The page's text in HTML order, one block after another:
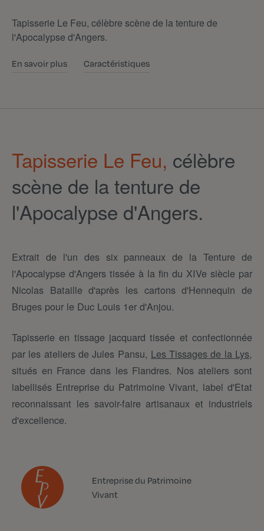
Tapisserie Le Feu, célèbre scène de la tenture de
l'Apocalypse d'Angers.
En savoir plus Caractéristiques
Tapisserie Le Feu, célèbre
scène de la tenture de
l'Apocalypse d'Angers.
Extrait de l'un des six panneaux de la Tenture de
l'Apocalypse d'Angers tissée à la fin du XIVe siècle par
Nicolas Bataille d'après les cartons d'Hennequin de
Bruges pour le Duc Louis 1er d'Anjou.
Tapisserie en tissage jacquard tissée et confectionnée
par les ateliers de Jules Pansu, Les Tissages de la Lys,
situés en France dans les Flandres. Nos ateliers sont
labellisés Entreprise du Patrimoine Vivant, label d'Etat
reconnaissant les savoir-faire artisanaux et industriels
d'excellence.
Entreprise du Patrimoine
Vivant